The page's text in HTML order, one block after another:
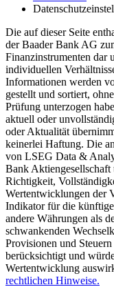
Die auf dieser Seite
der Baader Bank AG
Finanzinstrumenten dar
individuellen
Informationen werden
gestellt und sortiert,
Prüfung unterzogen
aktuell oder
oder Aktualität
keinerlei Haftung. Die
von LSEG Data &
Bank
Richtigkeit,
Wertentwicklungen der
Indikator für die
andere Währungen als
schwankenden
Provisionen und
berücksichtigt und
Wertentwicklung
rechtlichen Hinweise.